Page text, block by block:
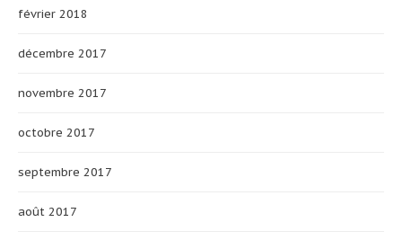
février 2018
décembre 2017
novembre 2017
octobre 2017
septembre 2017
août 2017